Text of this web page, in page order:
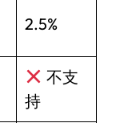
2.5%
不支
持